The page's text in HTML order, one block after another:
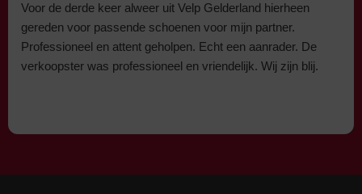
Voor de derde keer alweer uit Velp Gelderland hierheen
gereden voor passende schoenen voor mijn partner.
Professioneel en attent geholpen. Echt een aanrader. De
verkoopster was professioneel en vriendelijk. Wij zijn blij.